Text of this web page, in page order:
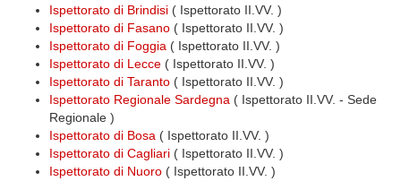
Ispettorato di Brindisi ( Ispettorato II.VV. )
Ispettorato di Fasano ( Ispettorato II.VV. )
Ispettorato di Foggia ( Ispettorato II.VV. )
Ispettorato di Lecce ( Ispettorato II.VV. )
Ispettorato di Taranto ( Ispettorato II.VV. )
Ispettorato Regionale Sardegna ( Ispettorato II.VV. - Sede
Regionale )
Ispettorato di Bosa ( Ispettorato II.VV. )
Ispettorato di Cagliari ( Ispettorato II.VV. )
Ispettorato di Nuoro ( Ispettorato II.VV. )